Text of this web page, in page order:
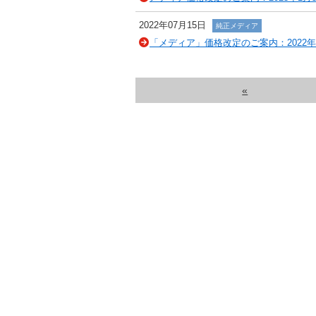
2022年07月15日 純正メディア
「メディア」価格改定のご案内：2022
«